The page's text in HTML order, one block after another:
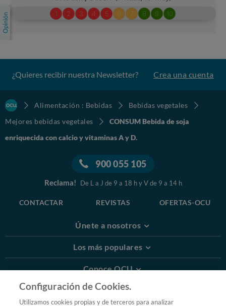
¿Quieres recibir nuestra Newsletter? Crea una cuenta
Alimentación : Bebidas
Bebidas vegetales
Mejores bebidas vegetales
CONSUM Bebida de soja
enriquecida con calcio y vitaminas A y D.
900 055 105
Reclama! De L a J de 9 a 18 h y V de 9 a 14 h
CONTACTAR REVISTAS OFERTAS-OCU
Únete a nosotros
Los más populares
Conoce OCU
Más Información
Configuración de Cookies.
Utilizamos cookies propias y de terceros para analizar